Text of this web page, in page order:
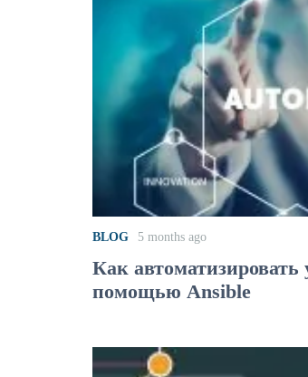
BLOG 5 months ago
Как автоматизировать
помощью Ansible